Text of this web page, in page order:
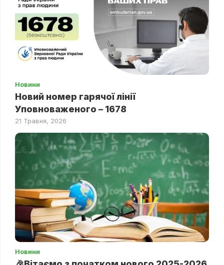
Новини
Новий номер гарячої лінії
Уповноваженого – 1678
21 Травня, 2026
Новини